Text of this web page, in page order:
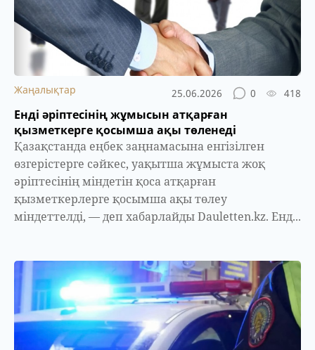
Жаңалықтар 25.06.2026 0 418
Енді әріптесінің жұмысын атқарған
қызметкерге қосымша ақы төленеді
Қазақстанда еңбек заңнамасына енгізілген
өзгерістерге сәйкес, уақытша жұмыста жоқ
әріптесінің міндетін қоса атқарған
қызметкерлерге қосымша ақы төлеу
міндеттелді, — деп хабарлайды Dauletten.kz. Енд...